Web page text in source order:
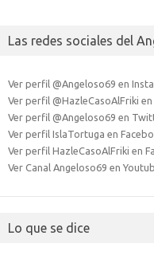
Las redes sociales del
Ver perfil @Angeloso69 en
Ver perfil @HazleCasoAlFriki
Ver perfil @Angeloso69 en
Ver perfil IslaTortuga en
Ver perfil HazleCasoAlFriki en
Ver Canal Angeloso69 en
Lo que se dice